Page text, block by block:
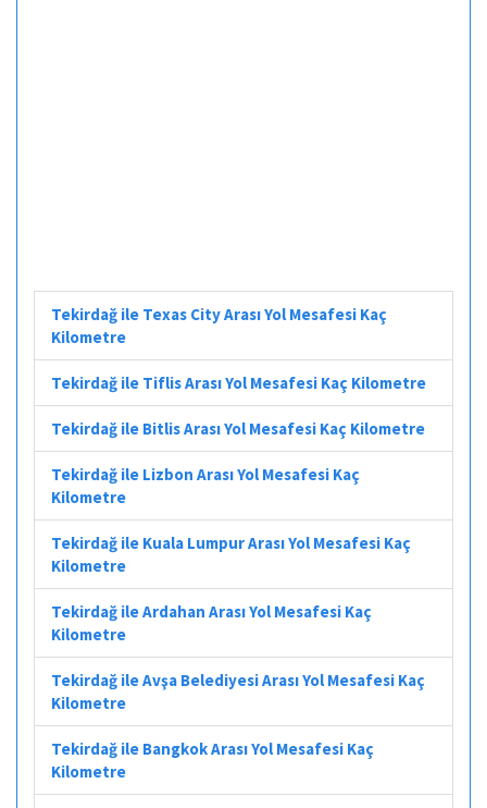
Tekirdağ ile Texas City Arası Yol Mesafesi Kaç
Kilometre
Tekirdağ ile Tiflis Arası Yol Mesafesi Kaç Kilometre
Tekirdağ ile Bitlis Arası Yol Mesafesi Kaç Kilometre
Tekirdağ ile Lizbon Arası Yol Mesafesi Kaç
Kilometre
Tekirdağ ile Kuala Lumpur Arası Yol Mesafesi Kaç
Kilometre
Tekirdağ ile Ardahan Arası Yol Mesafesi Kaç
Kilometre
Tekirdağ ile Avşa Belediyesi Arası Yol Mesafesi Kaç
Kilometre
Tekirdağ ile Bangkok Arası Yol Mesafesi Kaç
Kilometre